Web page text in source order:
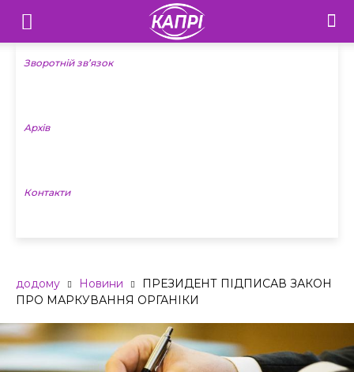
Телебачення
«Капрі»
Новини
Зворотній зв’язок
Архів
Контакти
додому Новини
ПРЕЗИДЕНТ ПІДПИСАВ ЗАКОН
ПРО МАРКУВАННЯ ОРГАНІКИ